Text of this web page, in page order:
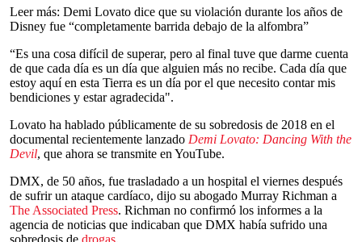
Leer más: Demi Lovato dice que su violación durante los años de
Disney fue “completamente barrida debajo de la alfombra”
“Es una cosa difícil de superar, pero al final tuve que darme cuenta
de que cada día es un día que alguien más no recibe. Cada día que
estoy aquí en esta Tierra es un día por el que necesito contar mis
bendiciones y estar agradecida".
Lovato ha hablado públicamente de su sobredosis de 2018 en el
documental recientemente lanzado Demi Lovato: Dancing With the
Devil, que ahora se transmite en YouTube.
DMX, de 50 años, fue trasladado a un hospital el viernes después
de sufrir un ataque cardíaco, dijo su abogado Murray Richman a
The Associated Press. Richman no confirmó los informes a la
agencia de noticias que indicaban que DMX había sufrido una
sobredosis de drogas.